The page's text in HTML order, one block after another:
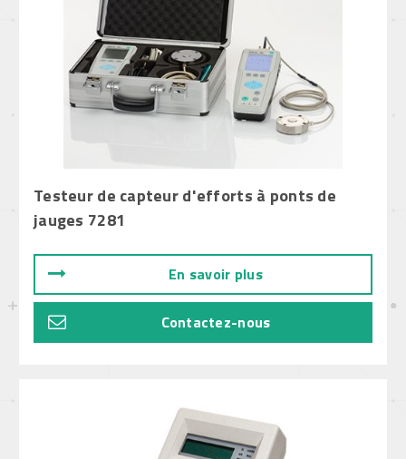
Testeur de capteur d'efforts à ponts de
jauges 7281
En savoir plus
Contactez-nous